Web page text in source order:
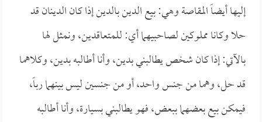
إليها أيضاً المقاصة وهي: بيع الدين بالدين إذا كان الدينان قد
حلا وكانا مملوكين لصاحبيهما أي: للمتعاقدين، ونمثل لها
بالآتي: إذا كان شخص يطالبني بدين، وأنا أطالبه بدين، وكلاهما
قد حل، وهما من جنس واحد، أو من جنسين ليس بينهما رباً،
فيمكن بيع بعضهما ببعض، فهو يطالبني بسيارة، وأنا أطالبه